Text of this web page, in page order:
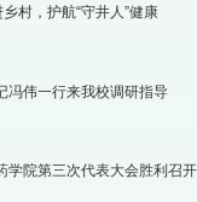
乡村，护航“守井人”健康
冯伟一行来我校调研指导
学院第三次代表大会胜利召开